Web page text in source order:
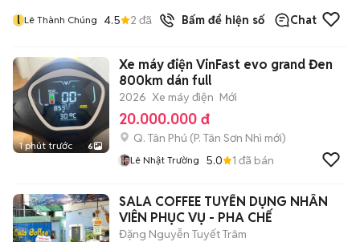
l Lê Thành Chúng 4.5 2 đã bán Bấm để hiện số Chat
1 phút trước 6
Xe máy điện VinFast evo grand Đen
800km dán full
2026 Xe máy điện Mới
20.000.000 đ
Q. Tân Phú (P. Tân Sơn Nhì mới)
Lê Nhật Trường 5.0 1 đã bán
SALA COFFEE TUYỂN DỤNG NHÂN
VIÊN PHỤC VỤ - PHA CHẾ
Đặng Nguyễn Tuyết Trâm